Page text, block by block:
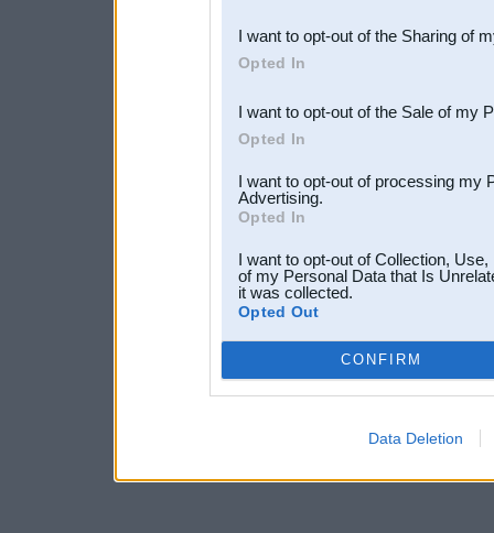
Downstream Participants
third parties.
I want to opt-out of the Sharing of
Opted In
I want to opt-out of the Sale of my
Opted In
I want to opt-out of processing my
Advertising.
Opted In
I want to opt-out of Collection,
of my Personal Data that Is
it was collected.
Opted Out
CONFIRM
Data Deletion